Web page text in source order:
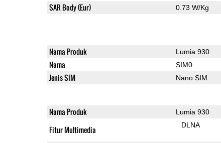
SAR Body (Eur) 0.73 W/Kg
Nama Produk Lumia 930
Nama SIM0
Jenis SIM Nano SIM
Nama Produk Lumia 930
Fitur Multimedia DLNA